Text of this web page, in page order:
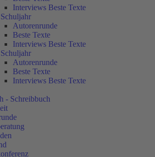
Interviews Beste Texte
Autorenrunde
Beste Texte
Interviews Beste Texte
Autorenrunde
Beste Texte
Interviews Beste Texte
- Schreibbuch